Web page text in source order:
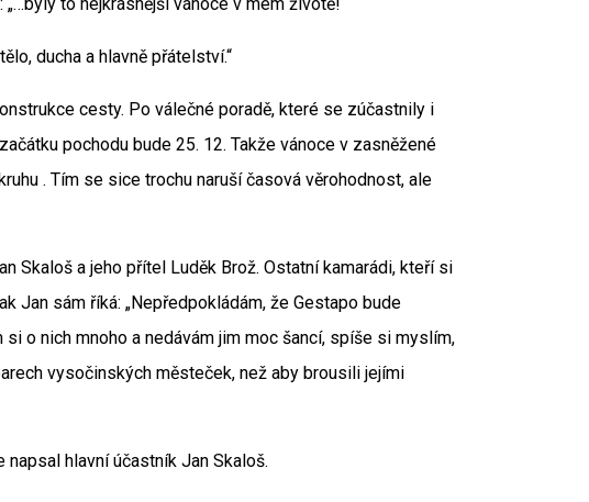
ducha a hlavně přátelství.“
cesty. Po válečné poradě, které se zúčastnily i
pochodu bude 25. 12. Takže vánoce v zasněžené
. Tím se sice trochu naruší časová věrohodnost, ale
Skaloš a jeho přítel Luděk Brož. Ostatní kamarádi, kteří si
Jan sám říká: „Nepředpokládám, že Gestapo bude
o nich mnoho a nedávám jim moc šancí, spíše si myslím,
vysočinských městeček, než aby brousili jejími
napsal hlavní účastník Jan Skaloš.